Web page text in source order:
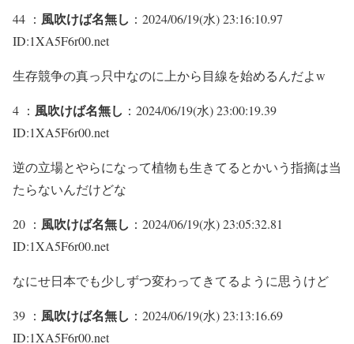
44 ： 風吹けば名無し ：2024/06/19(水) 23:16:10.97
ID:1XA5F6r00.net
生存競争の真っ只中なのに上から目線を始めるんだよw
4 ： 風吹けば名無し ：2024/06/19(水) 23:00:19.39
ID:1XA5F6r00.net
逆の立場とやらになって植物も生きてるとかいう指摘は当
たらないんだけどな
20 ： 風吹けば名無し ：2024/06/19(水) 23:05:32.81
ID:1XA5F6r00.net
なにせ日本でも少しずつ変わってきてるように思うけど
39 ： 風吹けば名無し ：2024/06/19(水) 23:13:16.69
ID:1XA5F6r00.net